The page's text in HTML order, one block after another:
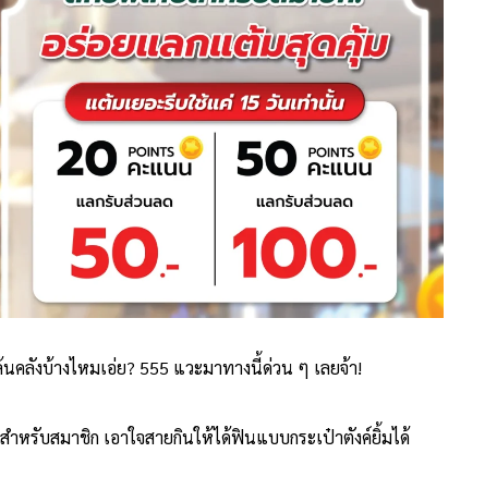
งบ้างไหมเอ่ย? 555 แวะมาทางนี้ด่วน ๆ เลยจ้า!
หรับสมาชิก เอาใจสายกินให้ได้ฟินแบบกระเป๋าตังค์ยิ้มได้